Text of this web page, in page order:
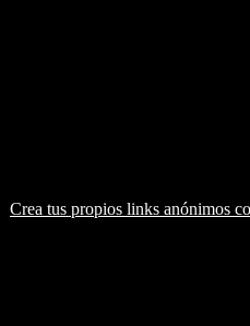
Crea tus propios links anónimos